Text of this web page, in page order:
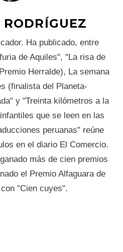
RODRÍGUEZ
Ha publicado, entre
de Aquiles", "La risa de
Herralde), La semana
(finalista del Planeta-
y "Treinta kilómetros a la
que se leen en las
peruanas" reúne
en el diario El Comercio.
más de cien premios
el Premio Alfaguara de
"Cien cuyes".